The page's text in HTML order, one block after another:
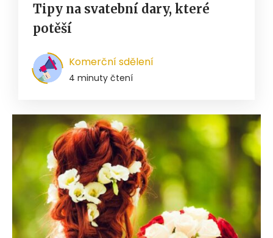
Tipy na svatební dary, které
potěší
Komerční sdělení
4 minuty čtení